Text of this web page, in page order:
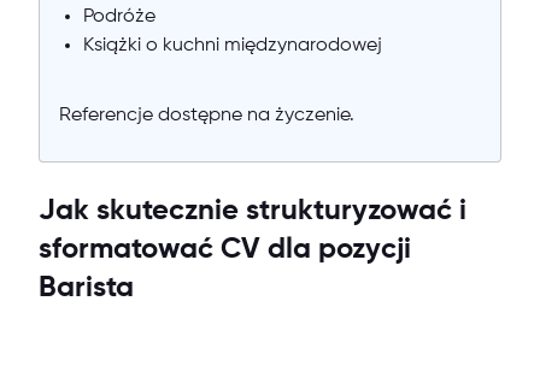
Podróże
Książki o kuchni międzynarodowej
Referencje dostępne na życzenie.
Jak skutecznie strukturyzować i
sformatować CV dla pozycji
Barista